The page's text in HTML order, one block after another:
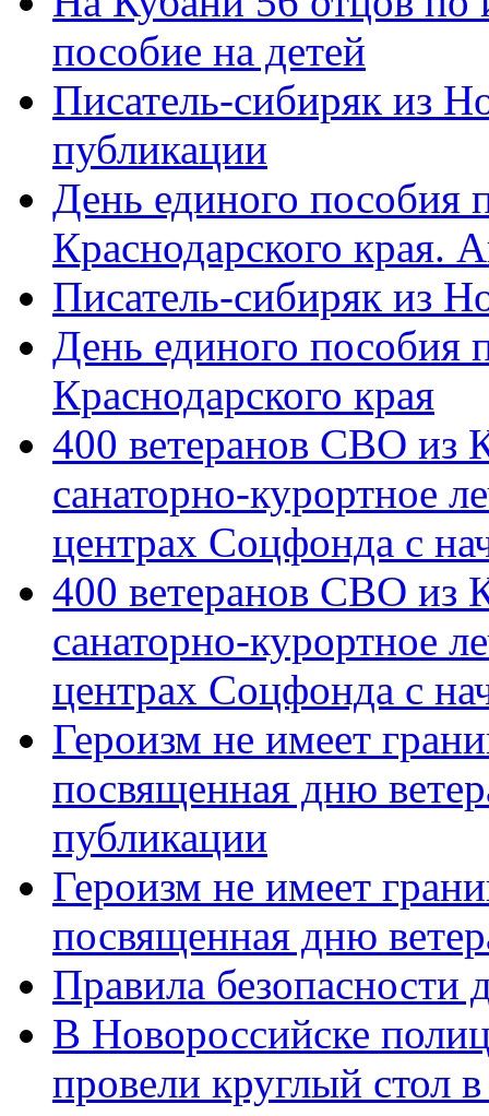
пособие на детей
Писатель-сибиряк из
публикации
День единого пособия
Краснодарского края.
Писатель-сибиряк из
День единого пособия
Краснодарского края
400 ветеранов СВО из
санаторно-курортное
центрах Соцфонда с
400 ветеранов СВО из
санаторно-курортное
центрах Соцфонда с
Героизм не имеет
посвященная дню
публикации
Героизм не имеет
посвященная дню
Правила безопасности
В Новороссийске
провели круглый стол